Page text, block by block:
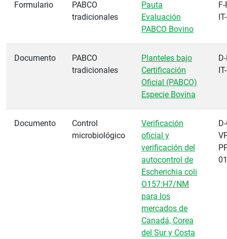
Formulario
PABCO
tradicionales
Pauta
Evaluación
PABCO Bovino
Documento
PABCO
tradicionales
Planteles bajo
Certificación
Oficial (PABCO)
Especie Bovina
Documento
Control
microbiológico
Verificación
oficial y
verificación del
autocontrol de
Escherichia coli
O157:H7/NM
para los
mercados de
Canadá, Corea
del Sur y Costa